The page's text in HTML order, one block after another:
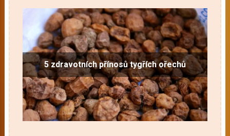
5 zdravotních přínosů tygřích ořechů